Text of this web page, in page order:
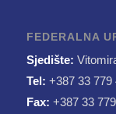
FEDERALNA
Sjedište:
Tel: +387 33 779
Fax: +387 33